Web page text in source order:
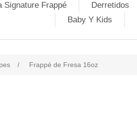
Signature Frappé
Derretidos
Baby Y Kids
/ Frappé de Fresa 16oz